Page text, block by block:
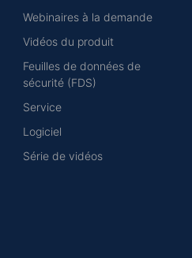
Webinaires à la demande
Vidéos du produit
Feuilles de données de
sécurité (FDS)
Service
Logiciel
Série de vidéos